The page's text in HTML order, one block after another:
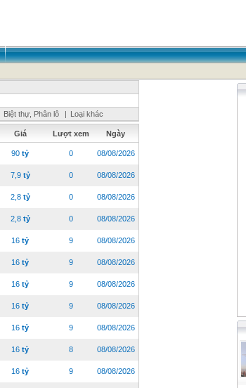
Biệt thự, Phân lô | Loại khác
Giá Lượt xem Ngày
90 tỷ 0 08/08/2026
7,9 tỷ 0 08/08/2026
2,8 tỷ 0 08/08/2026
2,8 tỷ 0 08/08/2026
16 tỷ 9 08/08/2026
16 tỷ 9 08/08/2026
16 tỷ 9 08/08/2026
16 tỷ 9 08/08/2026
16 tỷ 9 08/08/2026
16 tỷ 8 08/08/2026
16 tỷ 9 08/08/2026